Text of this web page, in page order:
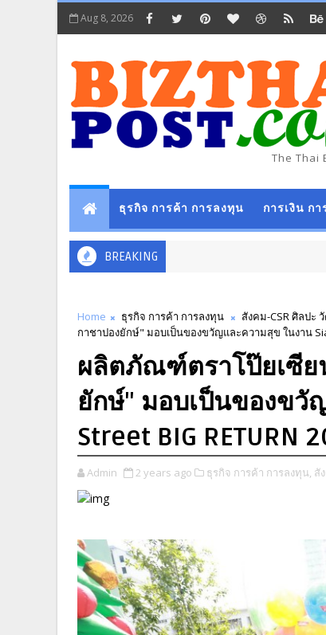
Aug 8, 2026
The Thai
ธุรกิจ การค้า การลงทุน การเงิน ก
BREAKING
Home ธุรกิจ การค้า การลงทุน สังคม-CSR ศิลปะ
กาชาปองยักษ์" มอบเป็นของขวัญและความสุข ในงาน
ผลิตภัณฑ์ตราโป๊ยเซีย
ยักษ์" มอบเป็นของขวั
Street BIG RETURN
Admin 2 years ago ธุรกิจ การค้า การลงทุน, สั